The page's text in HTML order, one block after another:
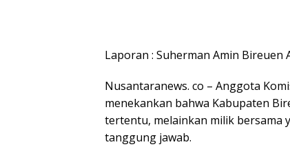
Laporan : Suherman Amin Bireuen
Nusantaranews. co – Anggota
menekankan bahwa Kabupaten
tertentu, melainkan milik bersama
tanggung jawab.